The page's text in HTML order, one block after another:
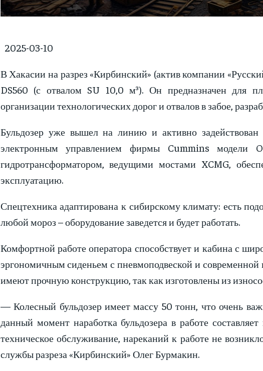
2025-03-10
В Хакасии на разрез «Кирбинский» (актив компании
DS560 (с отвалом SU 10,0 м³). Он предназначен для
организации технологических дорог и отвалов в забое,
Бульдозер уже вышел на линию и активно
электронным управлением фирмы Cummins модели
гидротрансформатором, ведущими мостами XCMG,
эксплуатацию.
Спецтехника адаптирована к сибирскому климату: есть
любой мороз – оборудование заведется и будет работать.
Комфортной работе оператора способствует и кабина с
эргономичным сиденьем с пневмоподвеской и современной
имеют прочную конструкцию, так как изготовлены из
— Колесный бульдозер имеет массу 50 тонн, что очень
данный момент наработка бульдозера в работе
техническое обслуживание, нареканий к работе не
службы разреза «Кирбинский» Олег Бурмакин.